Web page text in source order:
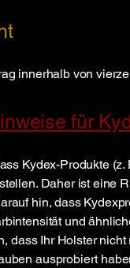
innerhalb von
für
Kydex-Produkte
Daher ist eine
hin, dass
und
dass Ihr Holster
ausprobiert